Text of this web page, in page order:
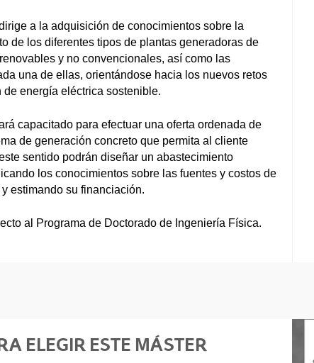
a la adquisición de conocimientos sobre la
de los diferentes tipos de plantas generadoras de
y no convencionales, así como las
una de ellas, orientándose hacia los nuevos retos
energía eléctrica sostenible.
capacitado para efectuar una oferta ordenada de
de generación concreto que permita al cliente
sentido podrán diseñar un abastecimiento
los conocimientos sobre las fuentes y costos de
estimando su financiación.
al Programa de Doctorado de Ingeniería Física.
ELEGIR ESTE MÁSTER